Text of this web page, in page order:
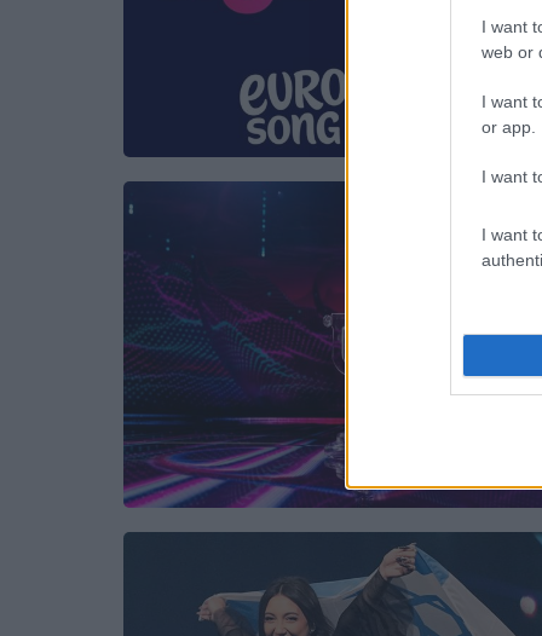
I want
web or
I want
or app.
I want
I want